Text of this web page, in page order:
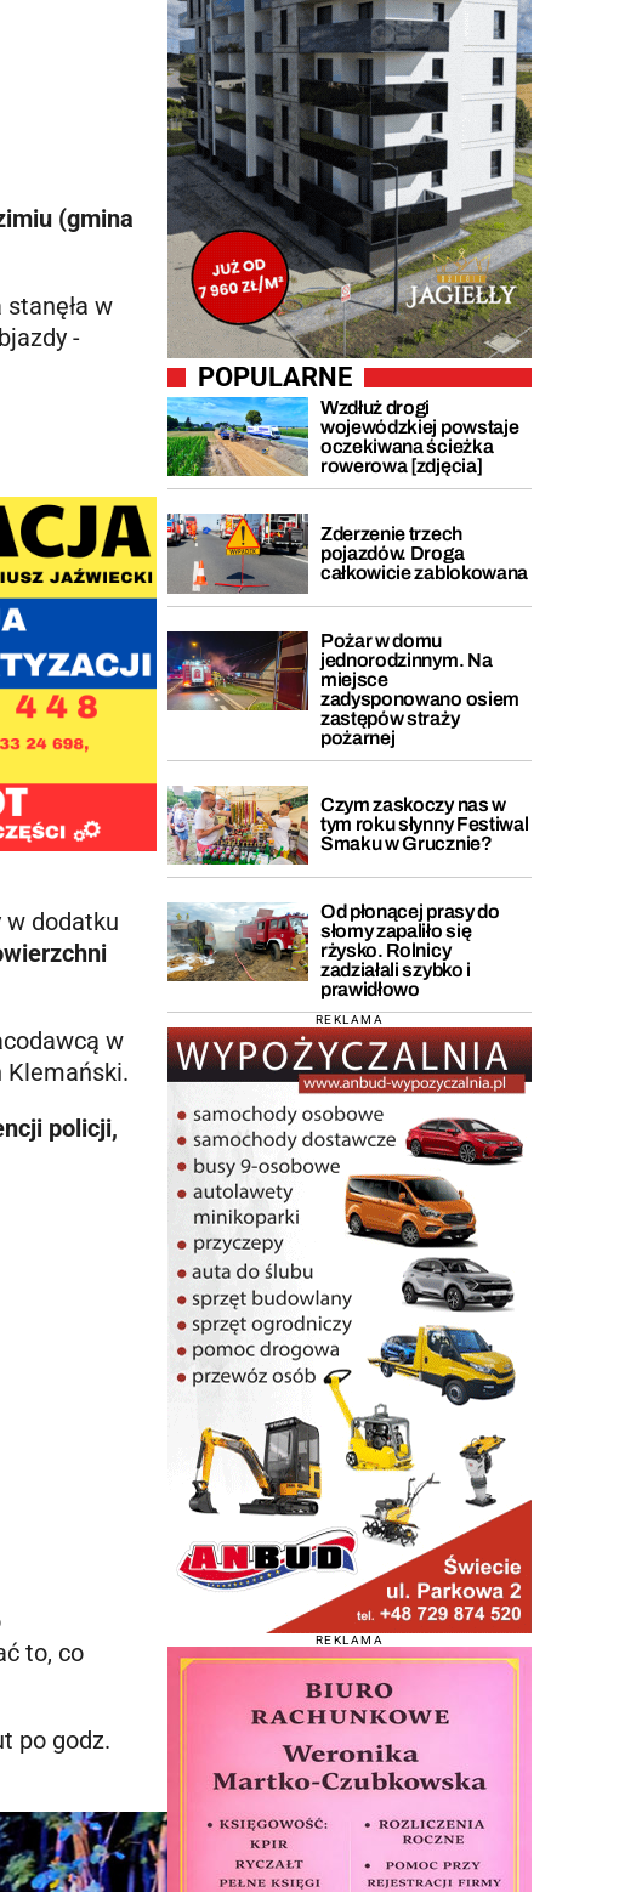
(gmina
w
-
dodatku
w
Klemański.
policji,
to, co
po godz.
POPULARNE
Wzdłuż drogi
wojewódzkiej powstaje
oczekiwana ścieżka
rowerowa [zdjęcia]
Zderzenie trzech
pojazdów. Droga
całkowicie zablokowana
Pożar w domu
jednorodzinnym. Na
miejsce
zadysponowano osiem
zastępów straży
pożarnej
Czym zaskoczy nas w
tym roku słynny Festiwal
Smaku w Grucznie?
Od płonącej prasy do
słomy zapaliło się
rżysko. Rolnicy
zadziałali szybko i
prawidłowo
REKLAMA
REKLAMA